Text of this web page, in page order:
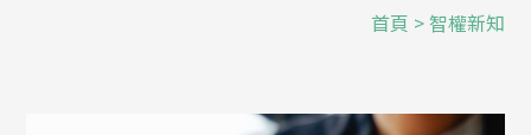
首頁 > 智權新知